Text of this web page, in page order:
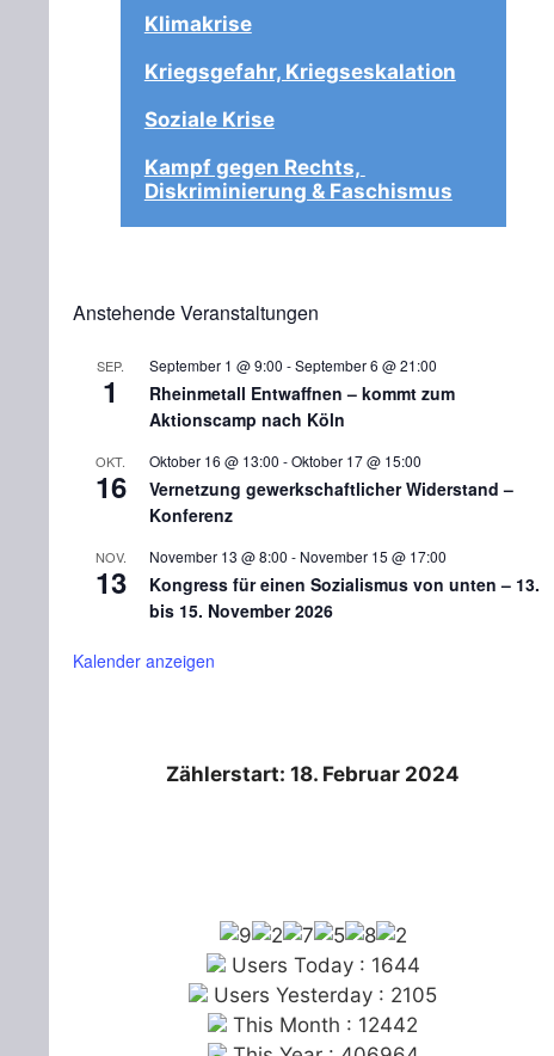
Klimakrise
Kriegsgefahr, Kriegseskalation
Soziale Krise
Kampf gegen Rechts,
Diskriminierung & Faschismus
Anstehende Veranstaltungen
SEP.
1
September 1 @ 9:00 -September 6 @ 21:00
Rheinmetall Entwaffnen – kommt zum
Aktionscamp nach Köln
OKT.
16
Oktober 16 @ 13:00 -Oktober 17 @ 15:00
Vernetzung gewerkschaftlicher Widerstand –
Konferenz
NOV.
13
November 13 @ 8:00 - November 15 @ 17:00
Kongress für einen Sozialismus von unten – 13.
bis 15. November 2026
Kalender anzeigen
Zählerstart: 18. Februar 2024
Users Today : 1644
Users Yesterday : 2105
This Month : 12442